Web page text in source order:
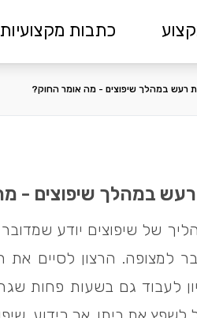
כתבות מקצועיות
רעש במהלך שיפוצים - מה אומר החוק?
במהלך שיפוצים -
של שיפוצים יודע
למצופה. הרצון לסיים את
לעבוד גם בשעות פחות